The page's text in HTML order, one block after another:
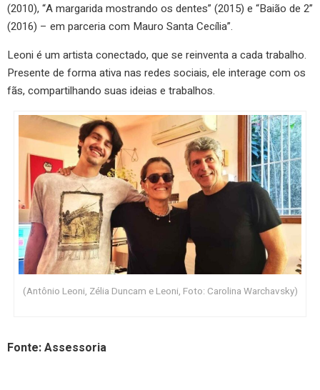
(2010), “A margarida mostrando os dentes” (2015) e “Baião de 2”
(2016) – em parceria com Mauro Santa Cecília”.
Leoni é um artista conectado, que se reinventa a cada trabalho.
Presente de forma ativa nas redes sociais, ele interage com os
fãs, compartilhando suas ideias e trabalhos.
(Antônio Leoni, Zélia Duncam e Leoni, Foto: Carolina Warchavsky)
Fonte: Assessoria